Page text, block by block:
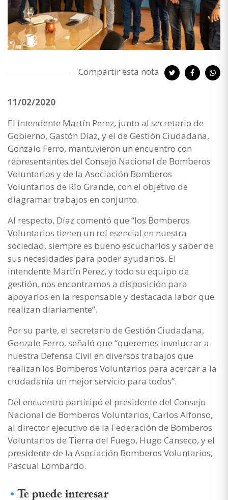
Compartir esta nota
11/02/2020
El intendente Martín Perez, junto al secretario de
Gobierno, Gastón Díaz, y el de Gestión Ciudadana,
Gonzalo Ferro, mantuvieron un encuentro con
representantes del Consejo Nacional de Bomberos
Voluntarios y de la Asociación Bomberos
Voluntarios de Río Grande, con el objetivo de
diagramar trabajos en conjunto.
Al respecto, Díaz comentó que “los Bomberos
Voluntarios tienen un rol esencial en nuestra
sociedad, siempre es bueno escucharlos y saber de
sus necesidades para poder ayudarlos. El
intendente Martín Perez, y todo su equipo de
gestión, nos encontramos a disposición para
apoyarlos en la responsable y destacada labor que
realizan diariamente”.
Por su parte, el secretario de Gestión Ciudadana,
Gonzalo Ferro, señaló que “queremos involucrar a
nuestra Defensa Civil en diversos trabajos que
realizan los Bomberos Voluntarios para acercar a la
ciudadanía un mejor servicio para todos”.
Del encuentro participó el presidente del Consejo
Nacional de Bomberos Voluntarios, Carlos Alfonso,
al director ejecutivo de la Federación de Bomberos
Voluntarios de Tierra del Fuego, Hugo Canseco, y el
presidente de la Asociación Bomberos Voluntarios,
Pascual Lombardo.
Te puede interesar